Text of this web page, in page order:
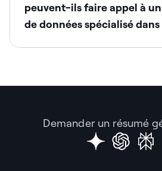
peuvent-ils faire appel à
de données spécialisé dans
Demander un résumé